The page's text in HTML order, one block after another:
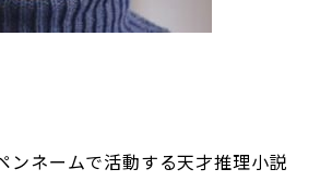
ンネームで活動する天才推理小説